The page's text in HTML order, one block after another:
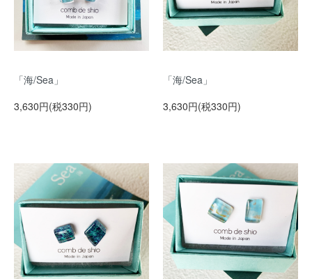
「海/Sea」
3,630円(税330円)
「海/Sea」
3,630円(税330円)